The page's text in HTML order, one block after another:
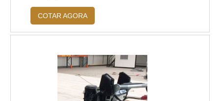
higienizado, é indicado à o bona Itaim Bibi e
região. A safira conta com uma equipe própria,
treinada e pronta para lhe atender.QUAL A
altíssimo trafego. Cura: 24hs, Streetshoe:
resistente ao t....
COTAR AGORA